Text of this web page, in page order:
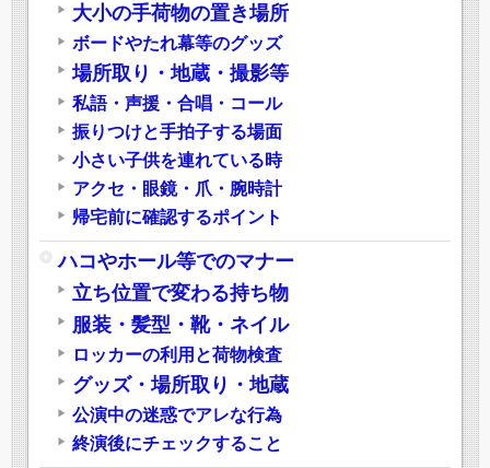
大小の手荷物の置き場所
ボードやたれ幕等のグッズ
場所取り・地蔵・撮影等
私語・声援・合唱・コール
振りつけと手拍子する場面
小さい子供を連れている時
アクセ・眼鏡・爪・腕時計
帰宅前に確認するポイント
ハコやホール等でのマナー
立ち位置で変わる持ち物
服装・髪型・靴・ネイル
ロッカーの利用と荷物検査
グッズ・場所取り・地蔵
公演中の迷惑でアレな行為
終演後にチェックすること